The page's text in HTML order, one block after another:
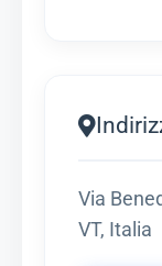
Via
VT, Italia